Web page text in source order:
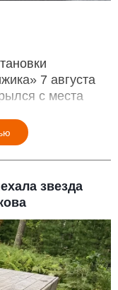
7 августа
с места
звезда